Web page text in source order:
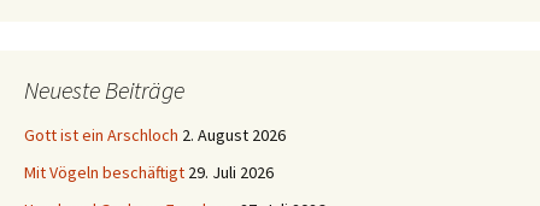
Neueste Beiträge
Gott ist ein Arschloch 2. August 2026
Mit Vögeln beschäftigt 29. Juli 2026